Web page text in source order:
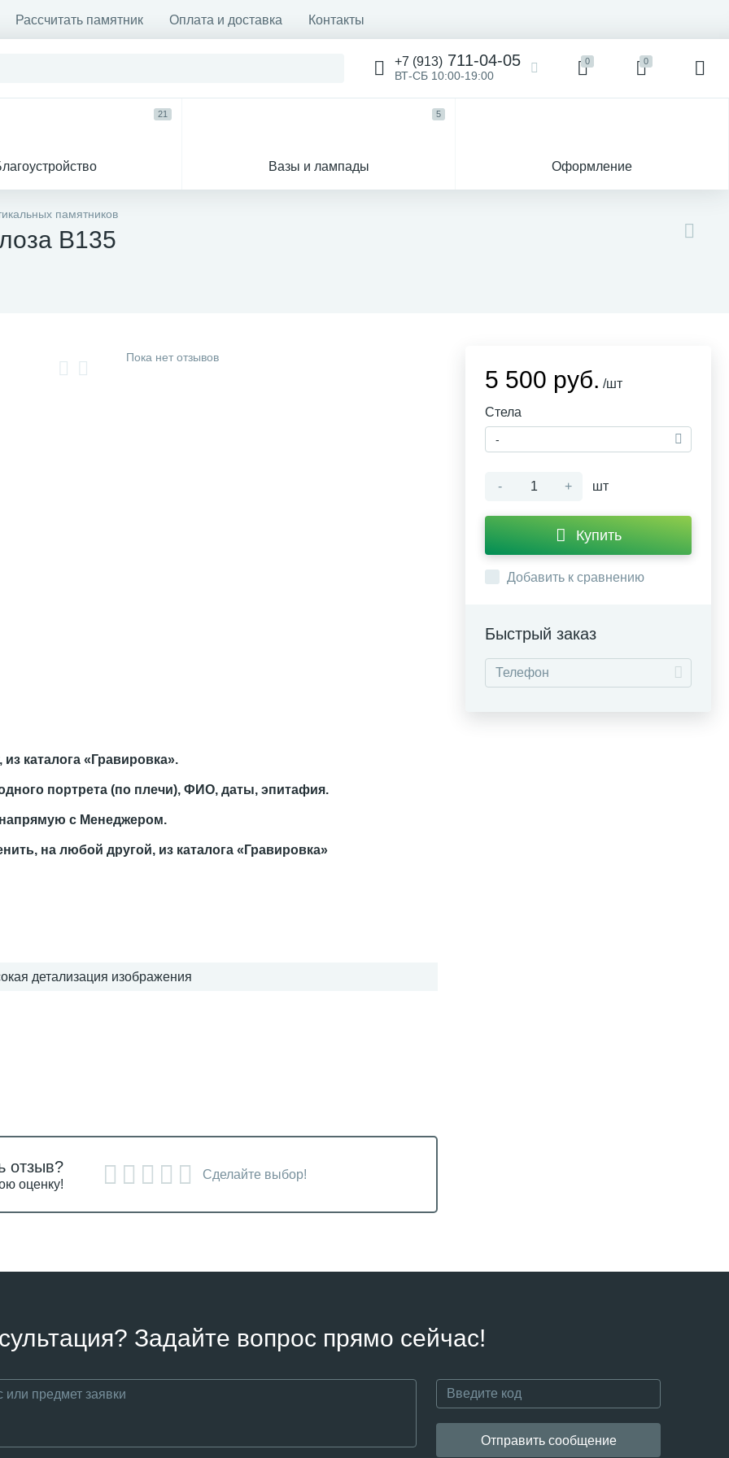
Рассчитать памятник Оплата и доставка Контакты
+7 (913) 711-04-05
ВТ-СБ 10:00-19:00
0 0
21
Вазы и лампады
5
Оформление
памятников
В135
Пока нет отзывов
каталога «Гравировка».
портрета (по плечи), ФИО, даты, эпитафия.
с Менеджером.
на любой другой, из каталога «Гравировка»
детализация изображения
5 500 руб. /шт
Стела
-
- + шт
Купить
Добавить к сравнению
Быстрый заказ
отзыв?
оценку!
Сделайте выбор!
Задайте вопрос прямо сейчас!
Отправить сообщение